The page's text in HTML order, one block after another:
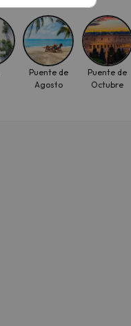
Puente de
Agosto
Puente de
Octubre